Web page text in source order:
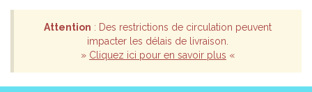
Attention : Des restrictions de circulation peuvent
impacter les délais de livraison.
» Cliquez ici pour en savoir plus «